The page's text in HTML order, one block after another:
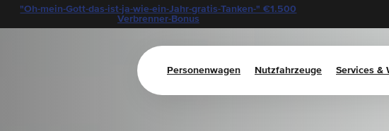
"Oh-mein-Gott-das-ist-ja-wie-ein-Jahr-gratis-Tanken-" €1.500
Verbrenner-Bonus
Personenwagen Nutzfahrzeuge Services &